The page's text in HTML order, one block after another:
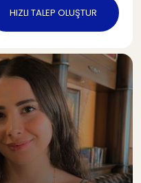
HIZLI TALEP OLUŞTUR